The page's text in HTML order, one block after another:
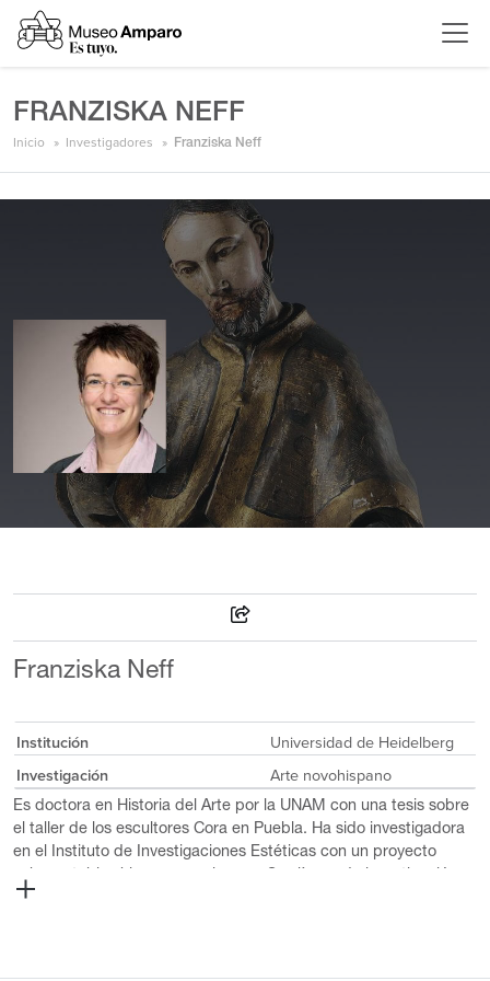
FRANZISKA NEFF
Inicio Investigadores Franziska Neff
Franziska Neff
Institución
Universidad de Heidelberg
Investigación
Arte novohispano
Es doctora en Historia del Arte por la UNAM con una tesis sobre
el taller de los escultores Cora en Puebla. Ha sido investigadora
en el Instituto de Investigaciones Estéticas con un proyecto
sobre retablos hispanoamericanos. Sus líneas de investigación
se centran en el arte iberoamericano, especialmente en